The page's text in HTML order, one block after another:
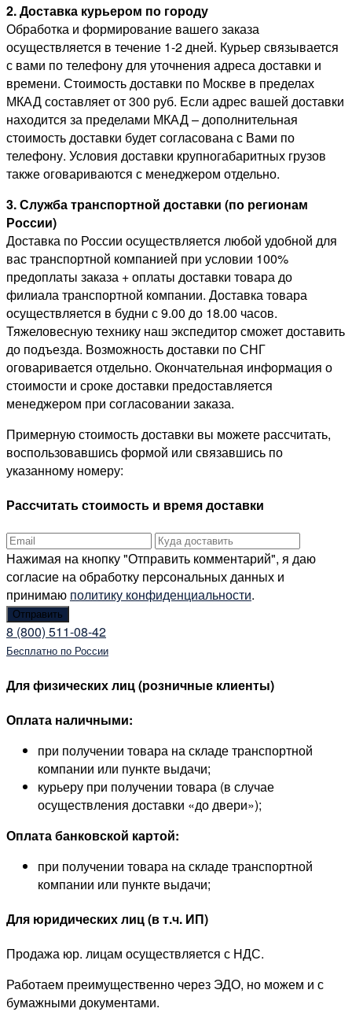
2. Доставка курьером по городу
Обработка и формирование вашего заказа
осуществляется в течение 1-2 дней. Курьер связывается
с вами по телефону для уточнения адреса доставки и
времени. Стоимость доставки по Москве в пределах
МКАД составляет от 300 руб. Если адрес вашей доставки
находится за пределами МКАД – дополнительная
стоимость доставки будет согласована с Вами по
телефону. Условия доставки крупногабаритных грузов
также оговариваются с менеджером отдельно.
3. Служба транспортной доставки (по регионам
России)
Доставка по России осуществляется любой удобной для
вас транспортной компанией при условии 100%
предоплаты заказа + оплаты доставки товара до
филиала транспортной компании. Доставка товара
осуществляется в будни с 9.00 до 18.00 часов.
Тяжеловесную технику наш экспедитор сможет доставить
до подъезда. Возможность доставки по СНГ
оговаривается отдельно. Окончательная информация о
стоимости и сроке доставки предоставляется
менеджером при согласовании заказа.
Примерную стоимость доставки вы можете рассчитать,
воспользовавшись формой или связавшись по
указанному номеру:
Рассчитать стоимость и время доставки
Нажимая на кнопку "Отправить комментарий", я даю
согласие на обработку персональных данных и
принимаю политику конфиденциальности.
8 (800) 511-08-42
Бесплатно по России
Для физических лиц (розничные клиенты)
Оплата наличными:
при получении товара на складе транспортной
компании или пункте выдачи;
курьеру при получении товара (в случае
осуществления доставки «до двери»);
Оплата банковской картой:
при получении товара на складе транспортной
компании или пункте выдачи;
Для юридических лиц (в т.ч. ИП)
Продажа юр. лицам осуществляется с НДС.
Работаем преимущественно через ЭДО, но можем и с
бумажными документами.